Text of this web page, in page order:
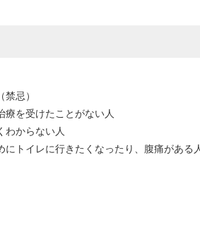
忌）
療を受けたことがない人
わからない人
にトイレに行きたくなったり、腹痛がある